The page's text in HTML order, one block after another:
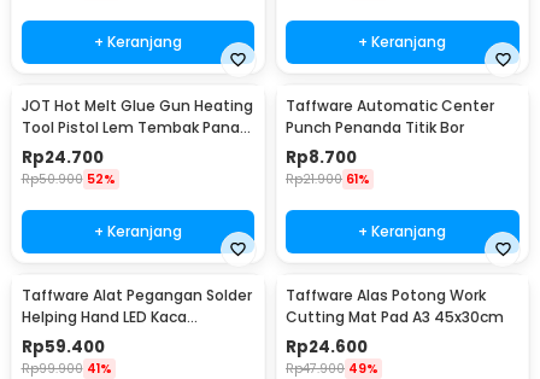
+ Keranjang + Keranjang
JOT Hot Melt Glue Gun Heating
Tool Pistol Lem Tembak Panas
20W - QT-302
Rp24.700
Rp50.900 52%
+ Keranjang
Taffware Automatic Center
Punch Penanda Titik Bor
Rp8.700
Rp21.900 61%
+ Keranjang
Taffware Alat Pegangan Solder
Helping Hand LED Kaca
Pembesar 3.5X - TE-801
Rp59.400
Rp99.900 41%
Taffware Alas Potong Work
Cutting Mat Pad A3 45x30cm
Rp24.600
Rp47.900 49%